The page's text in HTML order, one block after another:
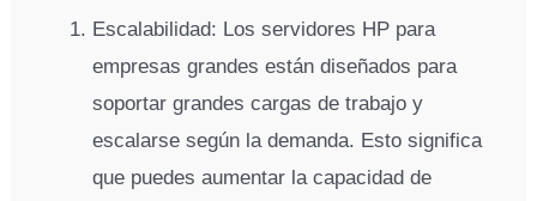
Escalabilidad: Los servidores HP para
empresas grandes están diseñados para
soportar grandes cargas de trabajo y
escalarse según la demanda. Esto significa
que puedes aumentar la capacidad de